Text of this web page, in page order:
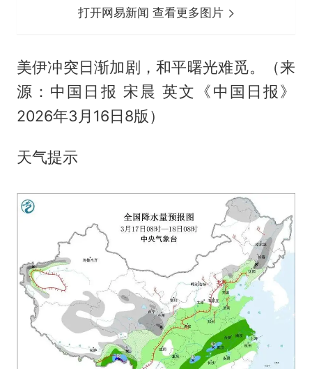
打开网易新闻 查看更多图片
美伊冲突日渐加剧，和平曙光难觅。（来
源：中国日报 宋晨 英文《中国日报》
2026年3月16日8版）
天气提示